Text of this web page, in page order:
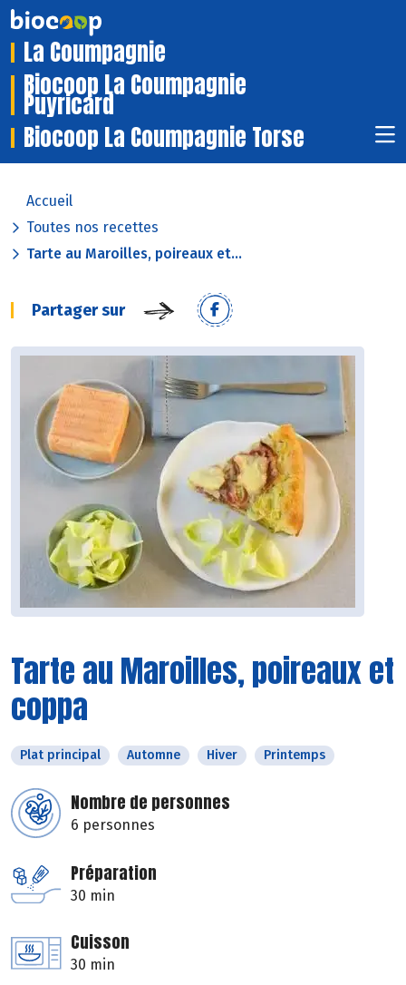
La Coumpagnie
Biocoop La Coumpagnie
Puyricard
Biocoop La Coumpagnie Torse
Accueil
Toutes nos recettes
Tarte au Maroilles, poireaux et...
Partager sur
Tarte au Maroilles, poireaux et
coppa
Plat principal Automne Hiver Printemps
Nombre de personnes
6 personnes
Préparation
30 min
Cuisson
30 min